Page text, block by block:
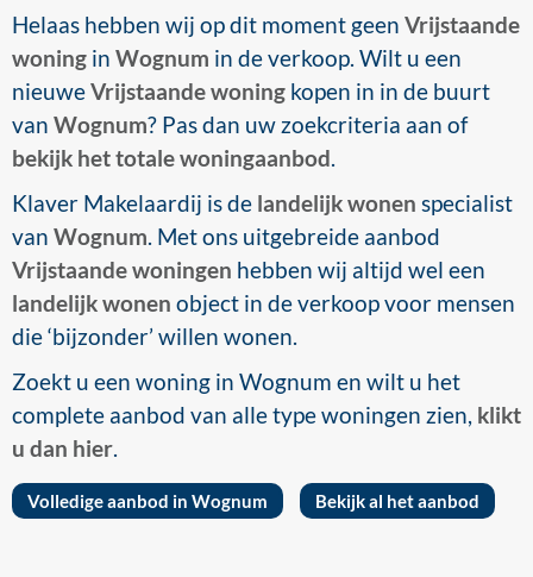
Helaas hebben wij op dit moment geen Vrijstaande
woning in Wognum in de verkoop. Wilt u een
nieuweVrijstaande woning kopen in in de buurt
van Wognum? Pas dan uw zoekcriteria aan of
bekijk het totale woningaanbod.
Klaver Makelaardij is de landelijk wonen specialist
van Wognum. Met ons uitgebreide aanbod
Vrijstaande woningen hebben wij altijd wel een
landelijk wonen object in de verkoop voor mensen
die ‘bijzonder’ willen wonen.
Zoekt u een woning in Wognum en wilt u het
complete aanbod van alle type woningen zien, klikt
u dan hier.
Volledige aanbod in Wognum Bekijk al het aanbod